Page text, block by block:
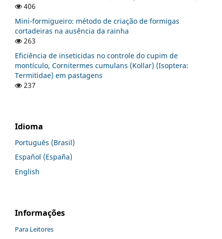
406
Mini-formigueiro: método de criação de formigas
cortadeiras na ausência da rainha
263
Eficiência de inseticidas no controle do cupim de
montículo, Cornitermes cumulans (Kollar) (Isoptera:
Termitidae) em pastagens
237
Idioma
Português (Brasil)
Español (España)
English
Informações
Para Leitores